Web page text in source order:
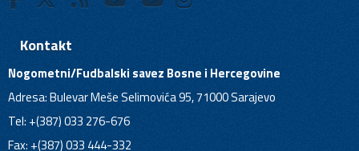
Kontakt
Nogometni/Fudbalski savez Bosne i Hercegovine
Adresa: Bulevar Meše Selimovića 95, 71000 Sarajevo
Tel: +(387) 033 276-676
Fax: +(387) 033 444-332